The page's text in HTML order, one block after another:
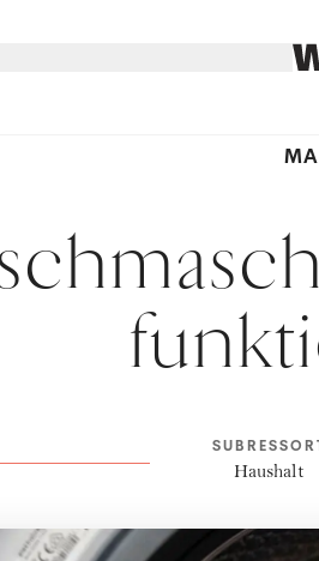
Haushalt